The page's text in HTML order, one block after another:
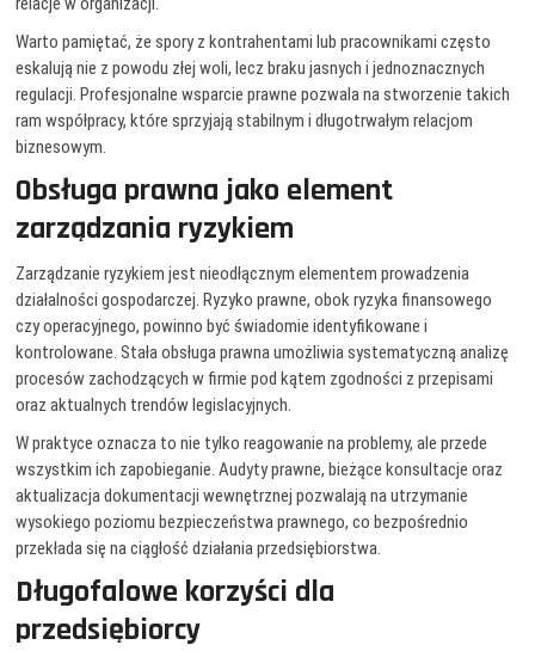
Warto pamiętać, że spory z kontrahentami lub pracownikami często
eskalują nie z powodu złej woli, lecz braku jasnych i jednoznacznych
regulacji. Profesjonalne wsparcie prawne pozwala na stworzenie takich
ram współpracy, które sprzyjają stabilnym i długotrwałym relacjom
biznesowym.
Obsługa prawna jako element
zarządzania ryzykiem
Zarządzanie ryzykiem jest nieodłącznym elementem prowadzenia
działalności gospodarczej. Ryzyko prawne, obok ryzyka finansowego
czy operacyjnego, powinno być świadomie identyfikowane i
kontrolowane. Stała obsługa prawna umożliwia systematyczną analizę
procesów zachodzących w firmie pod kątem zgodności z przepisami
oraz aktualnych trendów legislacyjnych.
W praktyce oznacza to nie tylko reagowanie na problemy, ale przede
wszystkim ich zapobieganie. Audyty prawne, bieżące konsultacje oraz
aktualizacja dokumentacji wewnętrznej pozwalają na utrzymanie
wysokiego poziomu bezpieczeństwa prawnego, co bezpośrednio
przekłada się na ciągłość działania przedsiębiorstwa.
Długofalowe korzyści dla
przedsiębiorcy